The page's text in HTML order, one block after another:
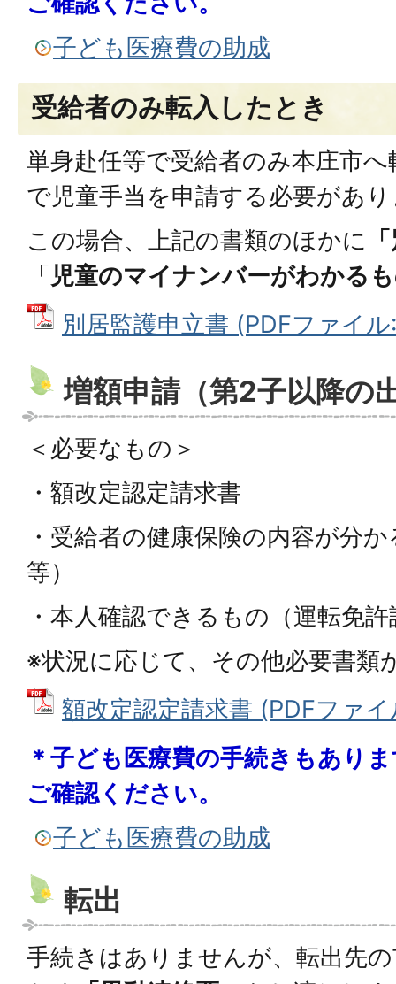
子ども医療費の助成
受給者のみ転入したとき
単身赴任等で受給者のみ本庄市
で児童手当を申請する必要があ
この場合、上記の書類のほかに
「児童のマイナンバーがわかる
別居監護申立書 (PDFファイ
増額申請（第2子以降の
＜必要なもの＞
・額改定認定請求書
・受給者の健康保険の内容が分
等）
・本人確認できるもの（運転免
※状況に応じて、その他必要書類
額改定認定請求書 (PDFファ
＊子ども医療費の手続きもあり
ご確認ください。
子ども医療費の助成
転出
手続きはありませんが、転出先